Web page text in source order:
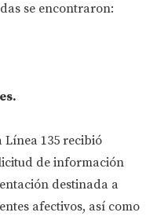
se encontraron:
Línea 135 recibió
de información
destinada a
afectivos, así como